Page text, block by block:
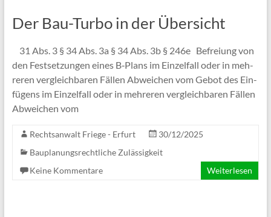
Der Bau-Turbo in der Übersicht
31 Abs. 3 § 34 Abs. 3a § 34 Abs. 3b § 246e Befrei­ung von
den Fest­set­zun­gen eines B‑Plans im Ein­zel­fall oder in meh­
re­ren ver­gleich­ba­ren Fäl­len Abwei­chen vom Gebot des Ein­
fü­gens im Ein­zel­fall oder in meh­re­ren ver­gleich­ba­ren Fäl­len
Abwei­chen vom
Rechtsanwalt Friege - Erfurt
30/12/2025
Bauplanungsrechtliche Zulässigkeit
Keine Kommentare
Weiterlesen